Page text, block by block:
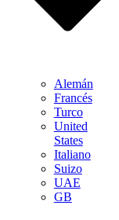
Alemán
Francés
Turco
United
States
Italiano
Suizo
UAE
GB